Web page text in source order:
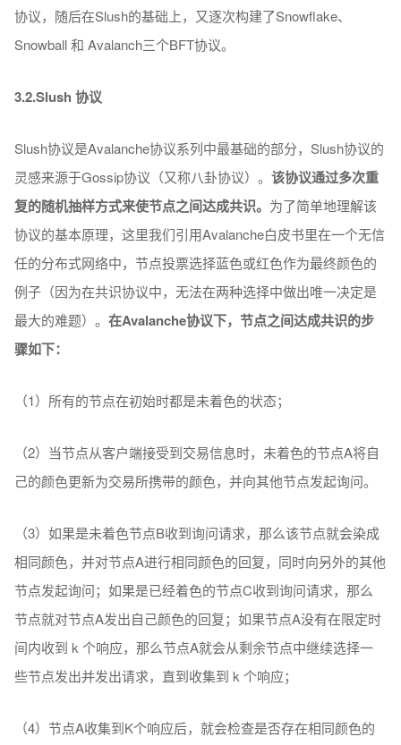
协议，随后在Slush的基础上，又逐次构建了Snowflake、
Snowball 和 Avalanch三个BFT协议。
3.2.Slush 协议
Slush协议是Avalanche协议系列中最基础的部分，Slush协议的
灵感来源于Gossip协议（又称八卦协议）。该协议通过多次重
复的随机抽样方式来使节点之间达成共识。 为了简单地理解该
协议的基本原理，这里我们引用Avalanche白皮书里在一个无信
任的分布式网络中，节点投票选择蓝色或红色作为最终颜色的
例子（因为在共识协议中，无法在两种选择中做出唯一决定是
最大的难题）。在Avalanche协议下，节点之间达成共识的步
骤如下：
（1）所有的节点在初始时都是未着色的状态；
（2）当节点从客户端接受到交易信息时，未着色的节点A将自
己的颜色更新为交易所携带的颜色，并向其他节点发起询问。
（3）如果是未着色节点B收到询问请求，那么该节点就会染成
相同颜色，并对节点A进行相同颜色的回复，同时向另外的其他
节点发起询问；如果是已经着色的节点C收到询问请求，那么
节点就对节点A发出自己颜色的回复；如果节点A没有在限定时
间内收到 k 个响应，那么节点A就会从剩余节点中继续选择一
些节点发出并发出请求，直到收集到 k 个响应；
（4）节点A收集到K个响应后，就会检查是否存在相同颜色的